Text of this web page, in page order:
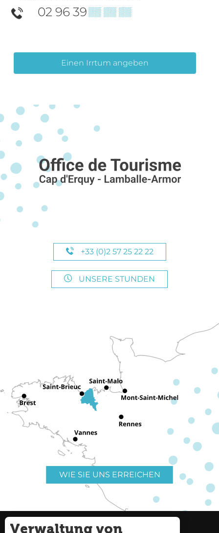
02 96 39▒▒ ▒▒ ▒▒
Einen Irrtum angeben
+33 (0)2 57 25 22 22
UNSERE STUNDEN
WIE SIE UNS ERREICHEN
Nützliche Links
Verwaltung von